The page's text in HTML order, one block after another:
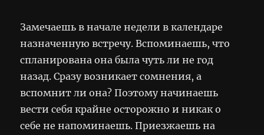
Замечаешь в начале недели в календаре
назначенную встречу. Вспоминаешь, что
спланирована она была чуть ли не год
назад. Сразу возникает сомнения, а
вспомнит ли она? Поэтому начинаешь
вести себя крайне осторожно и никак о
себе не напоминаешь. Приезжаешь на